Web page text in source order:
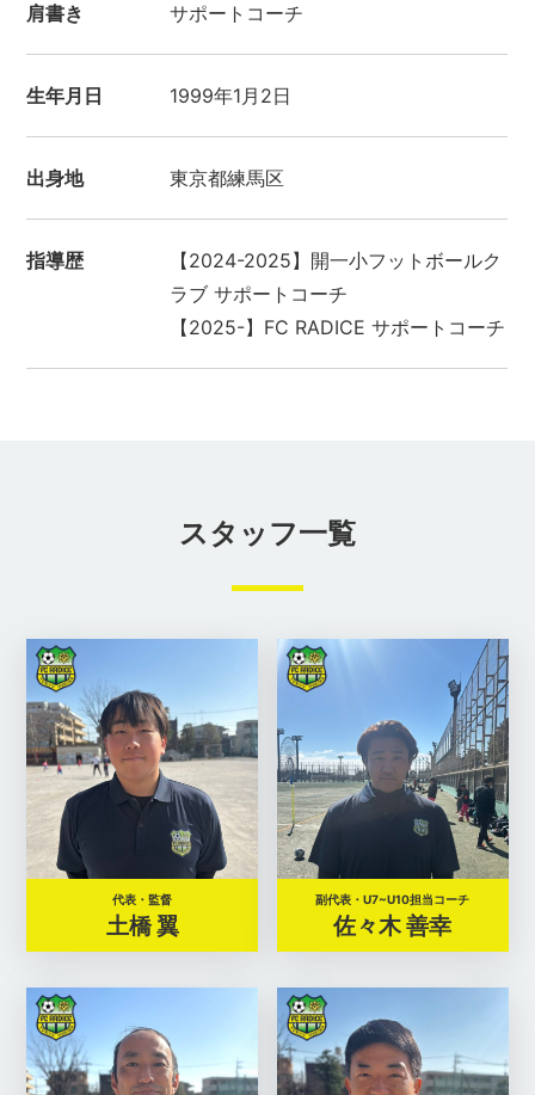
肩書き サポートコーチ
生年月日 1999年1月2日
出身地 東京都練馬区
指導歴
【2024-2025】開一小フットボールク
ラブ サポートコーチ
【2025-】FC RADICE サポートコーチ
スタッフ一覧
代表・監督
土橋 翼
副代表・U7~U10担当コーチ
佐々木 善幸